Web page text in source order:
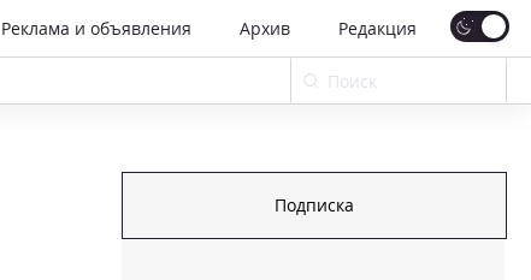
Реклама и объявления Архив Редакция
Подписка